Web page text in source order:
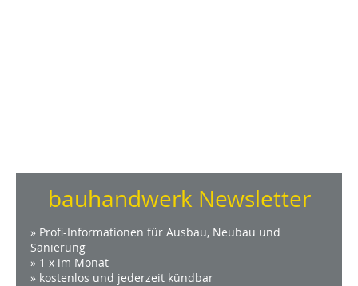
bauhandwerk Newsletter
» Profi-Informationen für Ausbau, Neubau und
Sanierung
» 1 x im Monat
» kostenlos und jederzeit kündbar